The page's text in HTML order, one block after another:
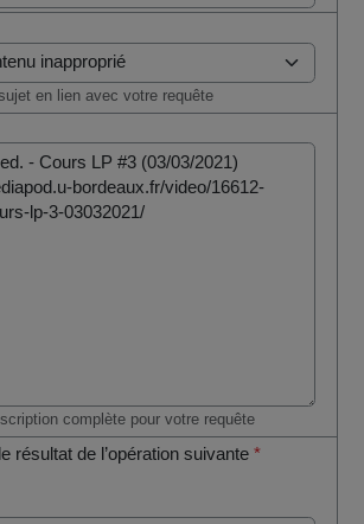
en lien avec votre requête
complète pour votre requête
résultat de l’opération suivante*